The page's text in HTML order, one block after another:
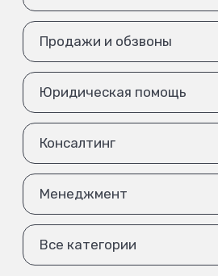
Продажи и обзвоны
Юридическая помощь
Консалтинг
Менеджмент
Все категории